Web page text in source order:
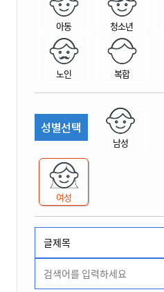
아동 청소년
노인 복합
성별선택
남성
여성